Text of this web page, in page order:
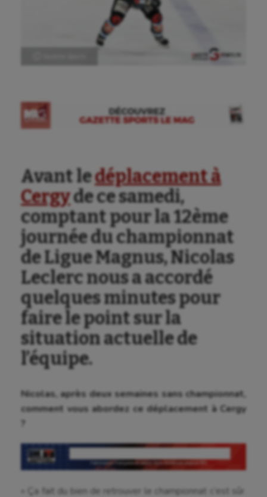
Aéronautique
Athlétisme
Avant ledéplacement à
Cergyde ce samedi,
comptant pour la 12ème
journée du championnat
de Ligue Magnus, Nicolas
Leclerc nous a accordé
quelques minutes pour
faire le point sur la
situation actuelle de
l’équipe.
Nicolas, après deux semaines sans championnat,
comment vous abordez ce déplacement à Cergy
?
« Ça fait du bien de retrouver le championnat c’est sûr.